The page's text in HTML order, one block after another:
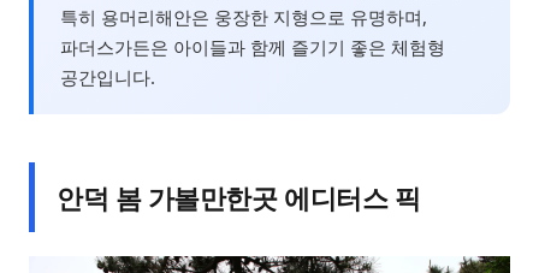
특히 용머리해안은 웅장한 지형으로 유명하며,
파더스가든은 아이들과 함께 즐기기 좋은 체험형
공간입니다.
안덕 봄 가볼만한곳 에디터스 픽